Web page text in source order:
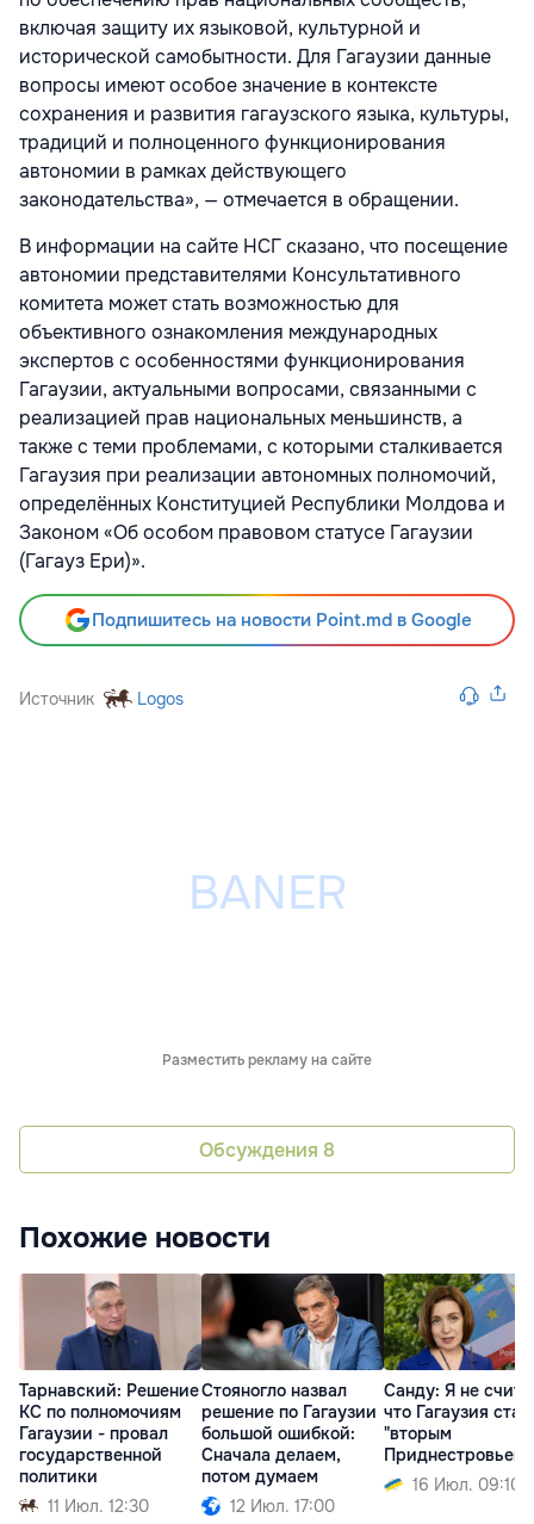
включая защиту их языковой, культурной и
исторической самобытности. Для Гагаузии данные
вопросы имеют особое значение в контексте
сохранения и развития гагаузского языка, культуры,
традиций и полноценного функционирования
автономии в рамках действующего
законодательства», — отмечается в обращении.
В информации на сайте НСГ сказано, что посещение
автономии представителями Консультативного
комитета может стать возможностью для
объективного ознакомления международных
экспертов с особенностями функционирования
Гагаузии, актуальными вопросами, связанными с
реализацией прав национальных меньшинств, а
также с теми проблемами, с которыми сталкивается
Гагаузия при реализации автономных полномочий,
определённых Конституцией Республики Молдова и
Законом «Об особом правовом статусе Гагаузии
(Гагауз Ери)».
Подпишитесь на новости Point.md в Google
Источник Logos
Разместить рекламу на сайте
Обсуждения 8
Похожие новости
Тарнавский: Решение
КС по полномочиям
Гагаузии - провал
государственной
политики
11 Июл. 12:30
Стояногло назвал
решение по Гагаузии
большой ошибкой:
Сначала делаем,
потом думаем
12 Июл. 17:00
Санду: Я не
что Гагаузия
"вторым
Приднестровьем"
16 Июл. 09:10